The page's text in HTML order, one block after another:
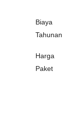
Biaya
Tahunan
Harga
Paket